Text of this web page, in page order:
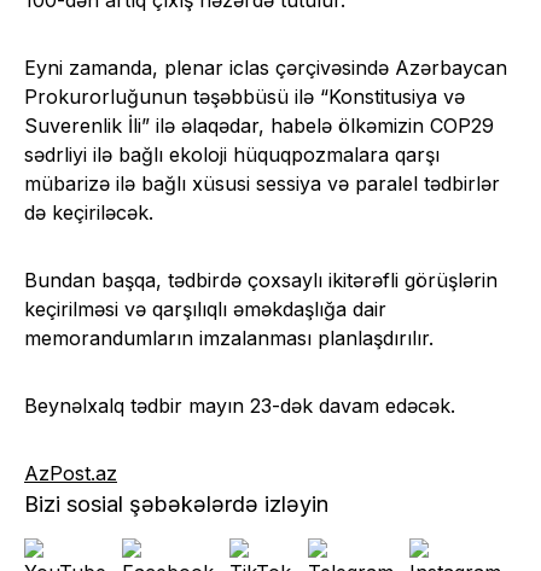
Eyni zamanda, plenar iclas çərçivəsində Azərbaycan
Prokurorluğunun təşəbbüsü ilə “Konstitusiya və
Suverenlik İli” ilə əlaqədar, habelə ölkəmizin COP29
sədrliyi ilə bağlı ekoloji hüquqpozmalara qarşı
mübarizə ilə bağlı xüsusi sessiya və paralel tədbirlər
də keçiriləcək.
Bundan başqa, tədbirdə çoxsaylı ikitərəfli görüşlərin
keçirilməsi və qarşılıqlı əməkdaşlığa dair
memorandumların imzalanması planlaşdırılır.
Beynəlxalq tədbir mayın 23-dək davam edəcək.
AzPost.az
Bizi sosial şəbəkələrdə izləyin